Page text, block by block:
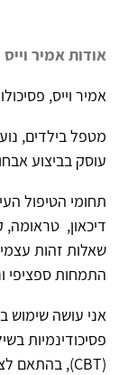
אודות אמיר
אמיר וייס, פסיכולוג
מטפל בילדים,
עוסק בביצוע
תחומי הטיפול
דיכאון, טראומה,
שאלות זהות
התמחות ספציפי
אני עושה שימוש
פסיכודינמיות
(
CBT), בהתאם